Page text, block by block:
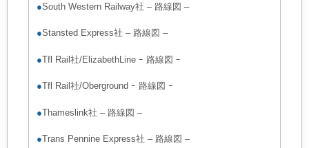
●South Western Railway社 – 路線図 –
●Stansted Express社 – 路線図 –
●Tfl Rail社/ElizabethLine ｰ 路線図 ｰ
●Tfl Rail社/Oberground ｰ 路線図 ｰ
●Thameslink社 – 路線図 –
●Trans Pennine Express社 – 路線図 –